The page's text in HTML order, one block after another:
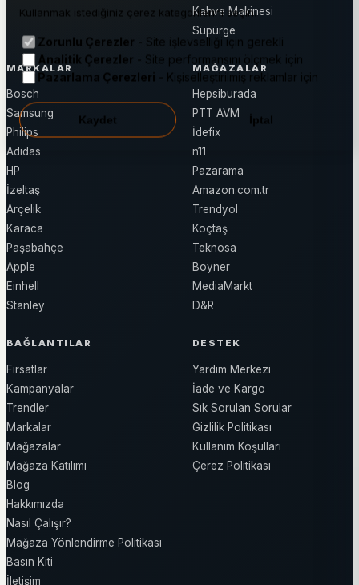
Kahve Makinesi
Süpürge
MARKALAR
Bosch
Samsung
Philips
Adidas
HP
İzeltaş
Arçelik
Karaca
Paşabahçe
Apple
Einhell
Stanley
MAĞAZALAR
Hepsiburada
PTT AVM
İdefix
n11
Pazarama
Amazon.com.tr
Trendyol
Koçtaş
Teknosa
Boyner
MediaMarkt
D&R
BAĞLANTILAR
Fırsatlar
Kampanyalar
Trendler
Markalar
Mağazalar
Mağaza Katılımı
Blog
Hakkımızda
Nasıl Çalışır?
Mağaza Yönlendirme Politikası
Basın Kiti
İletişim
DESTEK
Yardım Merkezi
İade ve Kargo
Sık Sorulan Sorular
Gizlilik Politikası
Kullanım Koşulları
Çerez Politikası
Kullanmak istediğiniz çerez kategorilerini seçin.
Zorunlu Çerezler - Site işlevselliği için gerekli
Analitik Çerezler - Site performansını ölçmek için
Pazarlama Çerezleri - Kişiselleştirilmiş reklamlar için
Kaydet İptal